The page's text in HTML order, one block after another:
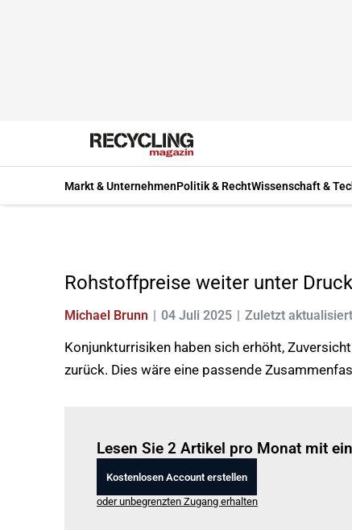
Markt & UnternehmenPolitik & RechtWissenschaft &
Rohstoffpreise weiter unter Druck
Michael Brunn 04 Juli 2025 Zuletzt
Konjunkturrisiken haben sich erhöht,
zurück. Dies wäre eine passende
Lesen Sie 2 Artikel pro Monat mit
Kostenlosen Account erstellen
oder unbegrenzten Zugang erhalten